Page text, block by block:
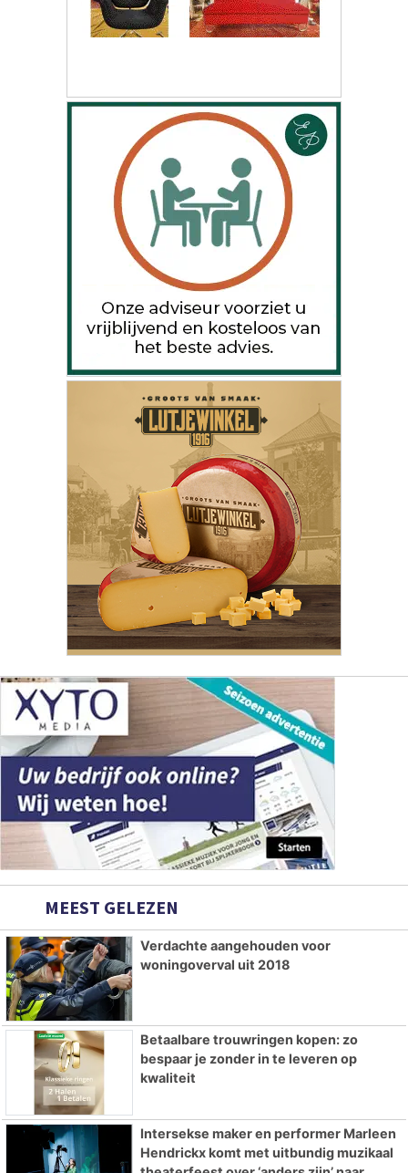
MEEST GELEZEN
Verdachte aangehouden voor
woningoverval uit 2018
Betaalbare trouwringen kopen: zo
bespaar je zonder in te leveren op
kwaliteit
Intersekse maker en performer Marleen
Hendrickx komt met uitbundig muzikaal